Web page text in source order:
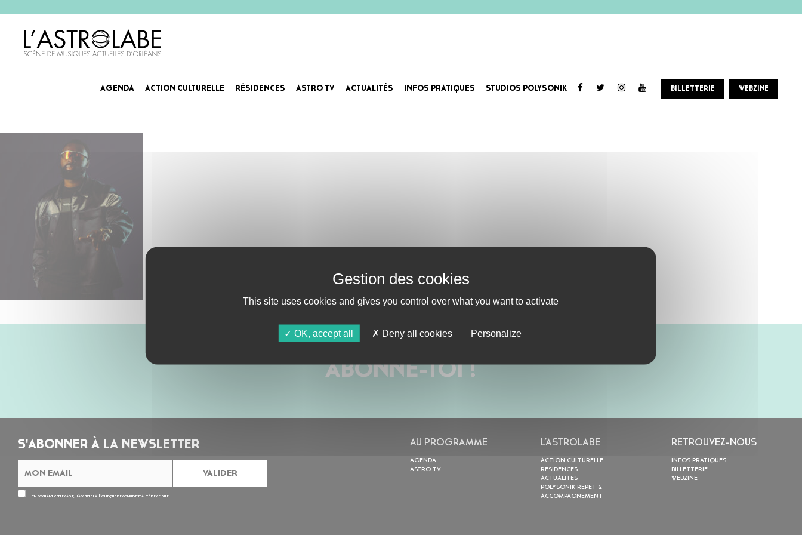
AGENDA ACTION CULTURELLE RÉSIDENCES ASTRO TV ACTUALITÉS INFOS PRATIQUES STUDIOS POLYSONIK BILLETTERIE WEBZINE
ABONNE-TOI !
S'ABONNER À LA NEWSLETTER
En cochant cette case, j’accepte la Politique de confidentialitéde ce site
AU PROGRAMME
AGENDA
ASTRO TV
L’ASTROLABE
ACTION CULTURELLE
RÉSIDENCES
ACTUALITÉS
POLYSONIK REPET &
ACCOMPAGNEMENT
RETROUVEZ-NOUS
INFOS PRATIQUES
BILLETTERIE
WEBZINE
This site uses cookies and gives you control over what you want to activate
OK, accept all Deny all cookies Personalize